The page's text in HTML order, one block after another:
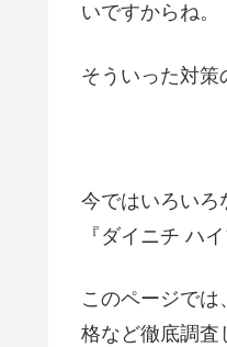
いですからね。
そういった対策
今ではいろいろ
『ダイニチ ハ
このページで
格など徹底調査